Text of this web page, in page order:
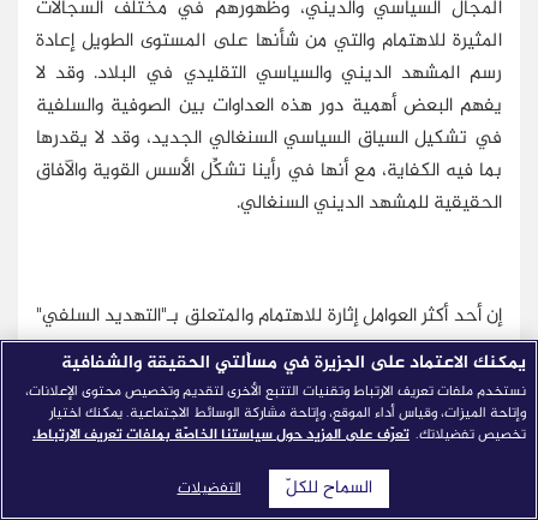
المجال السياسي والديني، وظهورهم في مختلف السجالات
المثيرة للاهتمام والتي من شأنها على المستوى الطويل إعادة
رسم المشهد الديني والسياسي التقليدي في البلاد. وقد لا
يفهم البعض أهمية دور هذه العداوات بين الصوفية والسلفية
في تشكيل السياق السياسي السنغالي الجديد، وقد لا يقدرها
بما فيه الكفاية، مع أنها في رأينا تشكِّل الأسس القوية والآفاق
الحقيقية للمشهد الديني السنغالي.
إن أحد أكثر العوامل إثارة للاهتمام والمتعلق بـ"التهديد السلفي"
في السنغال هو ردود الفعل المتسمة بالمرونة داخل الطرق
الصوفية، خاصة على مستوى النخبة. وبالنظر للخطاب البسيط/
التبسيطي، "العقلاني" والحرفي لجماعة "عبادو" والقادر على
إقناع الشباب بسهولة (وكثير من أعضاء هذه الجماعة درس في
المدارس العلمانية، وتكاد معرفتهم الدينية تكون أولية وهو ما
يحد من فاعليتهم)، فإن خطابهم الإقناعي يبقى مستلهمًا من
يمكنك الاعتماد على الجزيرة في مسألتي الحقيقة والشفافية
نستخدم ملفات تعريف الارتباط وتقنيات التتبع الأخرى لتقديم وتخصيص محتوى الإعلانات،
وإتاحة الميزات، وقياس أداء الموقع، وإتاحة مشاركة الوسائط الاجتماعية. يمكنك اختيار
تخصيص تفضيلاتك. تعرّف على المزيد حول سياستنا الخاصّة بملفات تعريف الارتباط.
التفضيلات السماح للكلّ